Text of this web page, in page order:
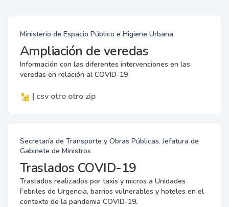
Ministerio de Espacio Público e Higiene Urbana
Ampliación de veredas
Información con las diferentes intervenciones en las
veredas en relación al COVID-19
| csv otro otro zip
Secretaría de Transporte y Obras Públicas. Jefatura de
Gabinete de Ministros
Traslados COVID-19
Traslados realizados por taxis y micros a Unidades
Febriles de Urgencia, barrios vulnerables y hoteles en el
contexto de la pandemia COVID-19.